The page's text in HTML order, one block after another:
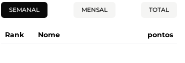
SEMANAL MENSAL TOTAL
Rank Nome pontos